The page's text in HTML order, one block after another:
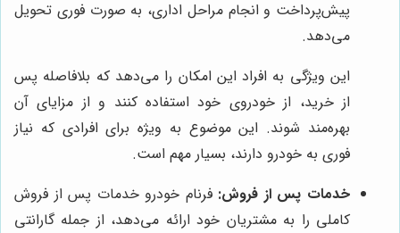
پیش‌پرداخت و انجام مراحل اداری، به صورت فوری تحویل
می‌دهد.
این ویژگی به افراد این امکان را می‌دهد که بلافاصله پس
از خرید، از خودروی خود استفاده کنند و از مزایای آن
بهره‌مند شوند. این موضوع به ویژه برای افرادی که نیاز
فوری به خودرو دارند، بسیار مهم است.
خدمات پس از فروش: فرنام خودرو خدمات پس از فروش
کاملی را به مشتریان خود ارائه می‌دهد، از جمله گارانتی